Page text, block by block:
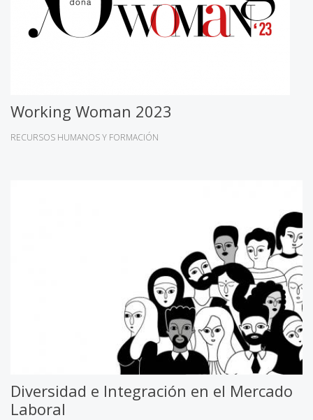
Working Woman 2023
RECURSOS HUMANOS Y FORMACIÓN
Diversidad e Integración en el Mercado
Laboral